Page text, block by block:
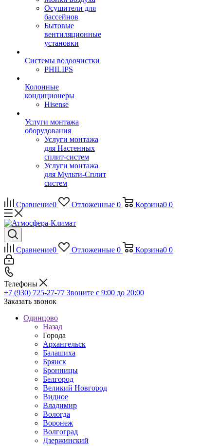
Осушители для
бассейнов
Бытовые
вентиляционные
установки
Системы водоочистки
PHILIPS
Колонные
кондиционеры
Hisense
Услуги монтажа
оборудования
Услуги монтажа
для Настенных
сплит-систем
Услуги монтажа
для Мульти-Сплит
систем
Сравнение0 Отложенные 0 Корзина0 0
Сравнение0 Отложенные 0 Корзина0 0
Телефоны
+7 (930) 725-27-77 Звоните с 9:00 до 20:00
Заказать звонок
Одинцово
Назад
Города
Архангельск
Балашиха
Брянск
Бронницы
Белгород
Великий Новгород
Видное
Владимир
Вологда
Воронеж
Волгоград
Дзержинский